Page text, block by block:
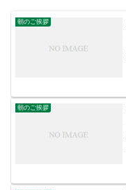
朝のご挨拶
朝のご挨拶